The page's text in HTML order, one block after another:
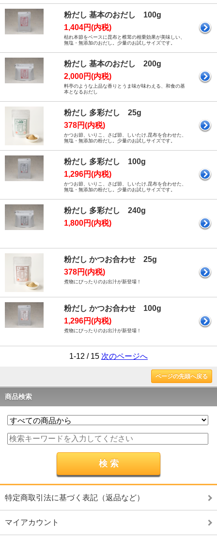
粉だし 基本のおだし 100g
1,404円(内税)
枯れ本節をベースに昆布と椎茸の相乗効果が美味しい、
無塩・無添加のおだし。少量のお試しサイズです。
粉だし 基本のおだし 200g
2,000円(内税)
料亭のような上品な香りとうま味が味わえる、和食の基
本となるおだし
粉だし 多彩だし 25g
378円(内税)
かつお節、いりこ、さば節、しいたけ,昆布を合わせた、
無塩・無添加の粉だし。少量のお試しサイズです。
粉だし 多彩だし 100g
1,296円(内税)
かつお節、いりこ、さば節、しいたけ,昆布を合わせた、
無塩・無添加の粉だし。少量のお試しサイズです。
粉だし 多彩だし 240g
1,800円(内税)
粉だし かつお合わせ 25g
378円(内税)
煮物にぴったりのお出汁が新登場！
粉だし かつお合わせ 100g
1,296円(内税)
煮物にぴったりのお出汁が新登場！
1-12 / 15 次のページへ
ページの先頭へ戻る
商品検索
特定商取引法に基づく表記（返品など）
マイアカウント